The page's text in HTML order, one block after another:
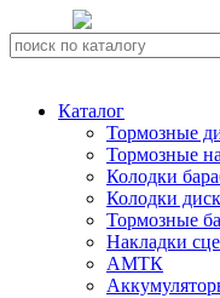
Каталог
Тормозные
Тормозные
Колодки
Колодки
Тормозные
Накладки
АМТК